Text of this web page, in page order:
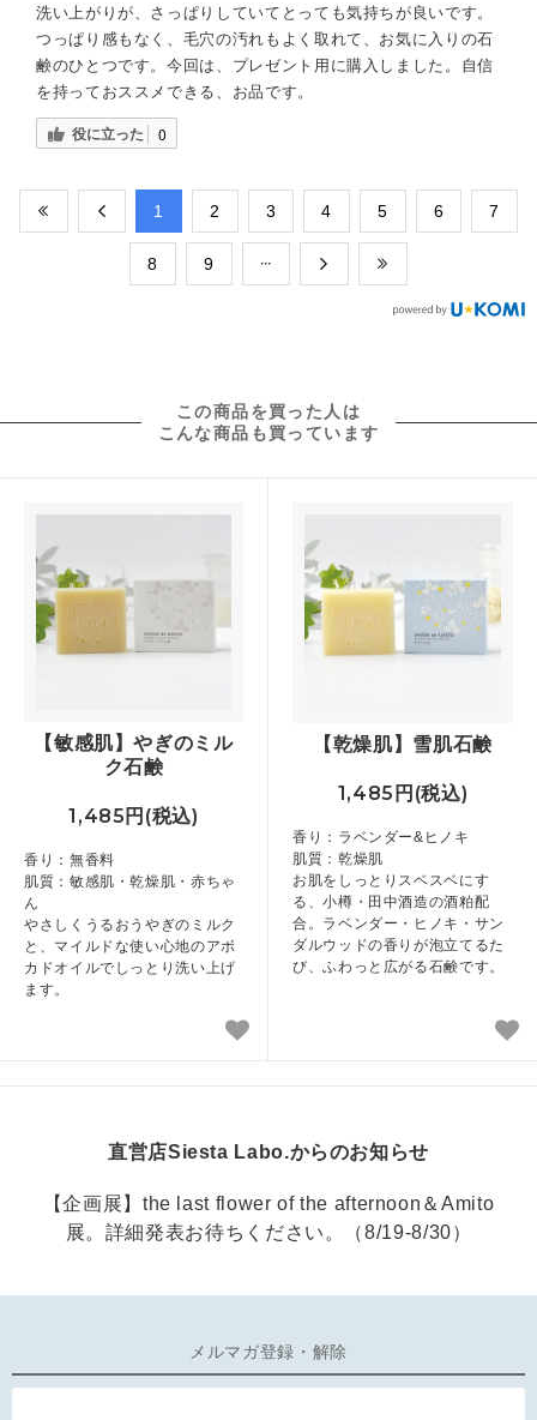
洗い上がりが、さっぱりしていてとっても気持ちが良いです。
つっぱり感もなく、毛穴の汚れもよく取れて、お気に入りの石
鹸のひとつです。今回は、プレゼント用に購入しました。自信
を持っておススメできる、お品です。
役に立った 0
​1 ​2 ​3 ​4 ​5 ​6 ​7
​8 ​9
この商品を買った人は
こんな商品も買っています
【敏感肌】やぎのミル
ク石鹸
1,485円(税込)
香り：無香料
肌質：敏感肌・乾燥肌・赤ちゃ
ん
やさしくうるおうやぎのミルク
と、マイルドな使い心地のアボ
カドオイルでしっとり洗い上げ
ます。
【乾燥肌】雪肌石鹸
1,485円(税込)
香り：ラベンダー&ヒノキ
肌質：乾燥肌
お肌をしっとりスベスベにす
る、小樽・田中酒造の酒粕配
合。ラベンダー・ヒノキ・サン
ダルウッドの香りが泡立てるた
び、ふわっと広がる石鹸です。
直営店Siesta Labo.からのお知らせ
【企画展】the last flower of the afternoon＆Amito
展。詳細発表お待ちください。（8/19-8/30）
メルマガ登録・解除